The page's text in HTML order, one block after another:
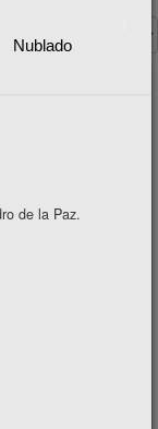
Nublado
de la Paz.